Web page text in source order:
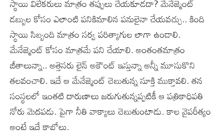
డబ్బుల కోసం ఎలాంటి పనికిమాలిన పనులైనా చేయవచ్చు.. కింది
స్థాయి సిబ్బంది మాత్రం సర్వ పరిత్యాగుల లాగా ఉండాలి.
మేనేజ్మెంట్ కోసం మాత్రమే పని చేయాలి. అంతంతమాత్రం
జీతాలున్నా.. అత్తెసరు లైన్ అకౌంట్ ఇస్తున్నా అన్నీ మూసుకొని
తలవంచాలి. ఇదే ఆ మేనేజ్మెంట్ చెబుతున్న సూక్తి ముక్తావలి. తన
సంస్థలలో ఇంతటి దారుణాలు జరుగుతున్నప్పటికీ ఆ పత్రికాధిపతి
నోరు మెదపడు. పైగా నీతి వాక్యాలు చెబుతుంటాడు. కాల వైపరీత్యం
అంటే ఇదే కాబోలు.